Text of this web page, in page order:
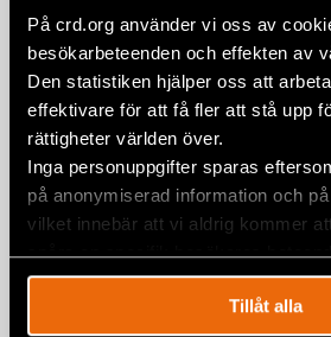
På crd.org använder vi oss av
besökarbeteenden och effekten av
Den statistiken hjälper oss att
effektivare för att få fler att stå upp
rättigheter världen över.
Inga personuppgifter sparas
på anonymiserad information och
vilket innebär att vi aldrig kommer
spåra en specifik besökares
Tillåt alla
Brutal police violence
protesters in Serbia
NEWS